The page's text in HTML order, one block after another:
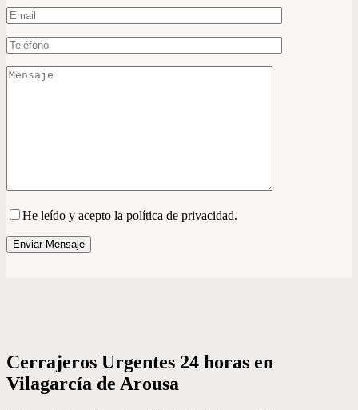
He leído y acepto la política de privacidad.
Cerrajeros Urgentes 24 horas en
Vilagarcía de Arousa